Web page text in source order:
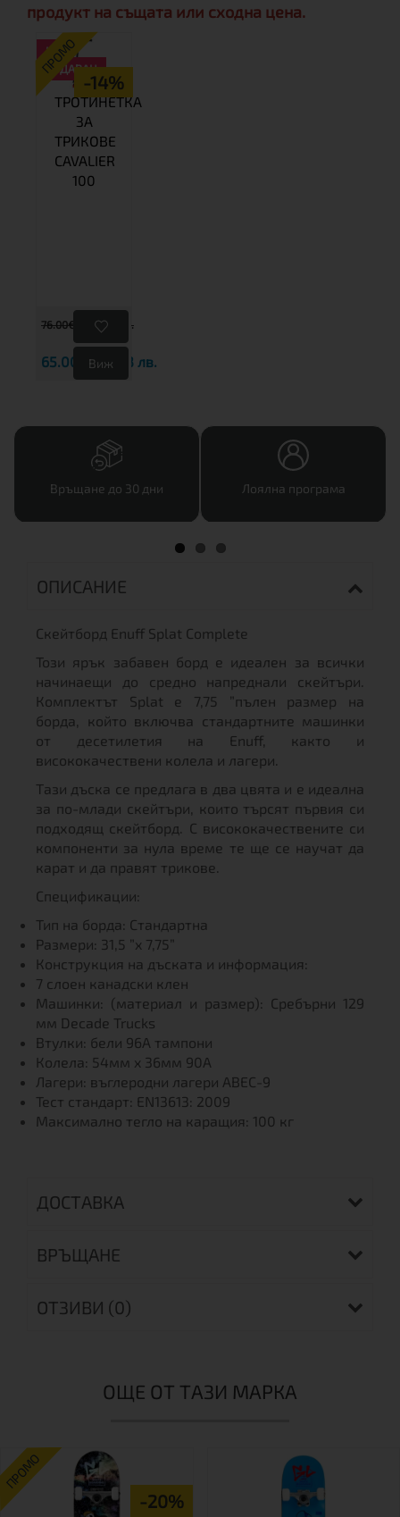
продукт на същата или сходна цена.
ПРОМО
-14%
НАЙ-
ПРОДАВАН
ТРОТИНЕТКА
ЗА
ТРИКОВЕ
CAVALIER
100
76.00€ 148.64 лв.
65.00€ 127.13 лв.
Виж
Връщане до 30 дни Лоялна програма
ОПИСАНИЕ
Скейтборд Enuff Splat Complete
Този ярък забавен борд е идеален за всички
начинаещи до средно напреднали скейтъри.
Комплектът Splat е 7,75 ”пълен размер на
борда, който включва стандартните машинки
от десетилетия на Enuff, както и
висококачествени колела и лагери.
Тази дъска се предлага в два цвята и е идеална
за по-млади скейтъри, които търсят първия си
подходящ скейтборд. С висококачествените си
компоненти за нула време те ще се научат да
карат и да правят трикове.
Спецификации:
Тип на борда: Стандартна
Размери: 31,5 ”x 7,75”
Конструкция на дъската и информация:
7 слоен канадски клен
Машинки: (материал и размер): Сребърни 129
мм Decade Trucks
Втулки: бели 96A тампони
Колела: 54мм x 36мм 90А
Лагери: въглеродни лагери ABEC-9
Тест стандарт: EN13613: 2009
Максимално тегло на каращия: 100 кг
ДОСТАВКА
ВРЪЩАНЕ
ОТЗИВИ (0)
ОЩЕ ОТ ТАЗИ МАРКА
ПРОМО
-20%